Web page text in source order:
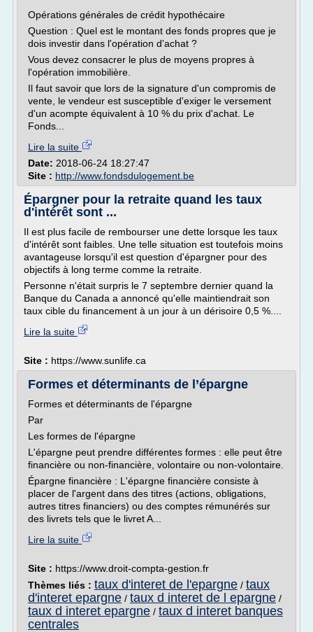
Opérations générales de crédit hypothécaire
Question : Quel est le montant des fonds propres que je
dois investir dans l'opération d'achat ?
Vous devez consacrer le plus de moyens propres à
l'opération immobilière.
Il faut savoir que lors de la signature d'un compromis de
vente, le vendeur est susceptible d'exiger le versement
d'un acompte équivalent à 10 % du prix d'achat. Le
Fonds...
Lire la suite
Date: 2018-06-24 18:27:47
Site : http://www.fondsdulogement.be
Épargner pour la retraite quand les taux
d'intérêt sont ...
Il est plus facile de rembourser une dette lorsque les taux
d'intérêt sont faibles. Une telle situation est toutefois moins
avantageuse lorsqu'il est question d'épargner pour des
objectifs à long terme comme la retraite.
Personne n'était surpris le 7 septembre dernier quand la
Banque du Canada a annoncé qu'elle maintiendrait son
taux cible du financement à un jour à un dérisoire 0,5 %....
Lire la suite
Site : https://www.sunlife.ca
Formes et déterminants de l’épargne
Formes et déterminants de l'épargne
Par
Les formes de l'épargne
L'épargne peut prendre différentes formes : elle peut être
financière ou non-financière, volontaire ou non-volontaire.
Épargne financière : L'épargne financière consiste à
placer de l'argent dans des titres (actions, obligations,
autres titres financiers) ou des comptes rémunérés sur
des livrets tels que le livret A...
Lire la suite
Site : https://www.droit-compta-gestion.fr
Thèmes liés : taux d'interet de l'epargne / taux
d'interet epargne / taux d interet de l epargne /
taux d interet epargne / taux d interet banques
centrales